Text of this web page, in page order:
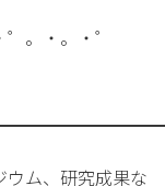
・。・゜
ム、研究成果な